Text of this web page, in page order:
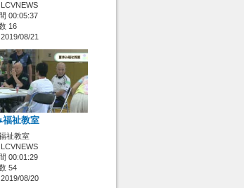
00:05:37
16
08/21
福祉教室
祉教室
00:01:29
54
08/20